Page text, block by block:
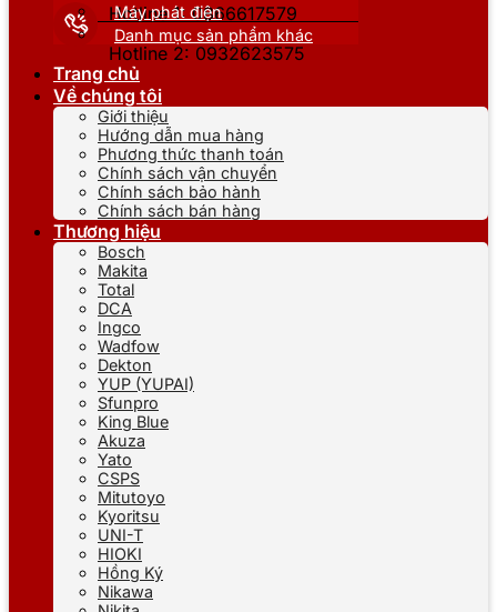
Hotline 1: 0866617579
Hotline 2: 0932623575
Máy phát điện
Danh mục sản phẩm khác
Trang chủ
Về chúng tôi
Giới thiệu
Hướng dẫn mua hàng
Phương thức thanh toán
Chính sách vận chuyển
Chính sách bảo hành
Chính sách bán hàng
Thương hiệu
Bosch
Makita
Total
DCA
Ingco
Wadfow
Dekton
YUP (YUPAI)
Sfunpro
King Blue
Akuza
Yato
CSPS
Mitutoyo
Kyoritsu
UNI-T
HIOKI
Hồng Ký
Nikawa